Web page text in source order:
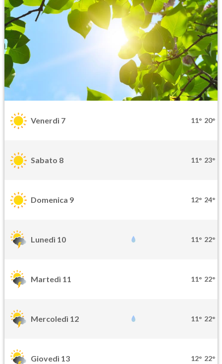
Venerdì 7 11° 20°
Sabato 8 11° 23°
Domenica 9 12° 24°
Lunedì 10 11° 22°
Martedì 11 11° 22°
Mercoledì 12 11° 22°
Giovedì 13 12° 22°